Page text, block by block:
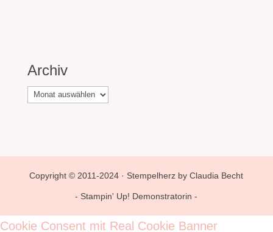
Archiv
Archiv
Copyright © 2011-2024 · Stempelherz by Claudia Becht
- Stampin' Up! Demonstratorin -
Cookie Consent mit Real Cookie Banner